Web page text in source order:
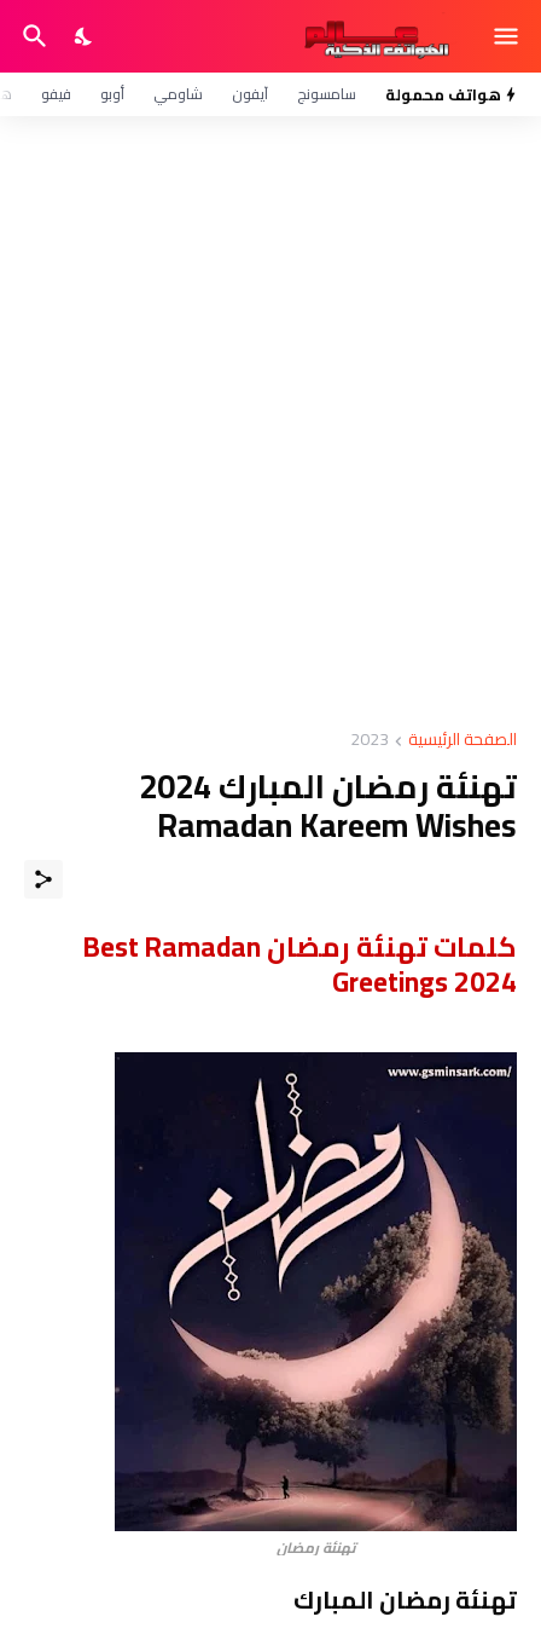
هواتف محمولة سامسونج آيفون شاومي أوبو فيفو
الصفحة الرئيسية 2023
تهنئة رمضان المبارك 2024
Ramadan Kareem Wishes
كلمات تهنئة رمضان Best Ramadan
Greetings 2024
تهنئة رمضان
تهنئة رمضان المبارك